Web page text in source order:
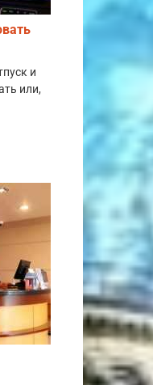
и
или,